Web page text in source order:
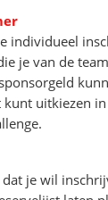
individueel
je van de
uitkiezen
je wil